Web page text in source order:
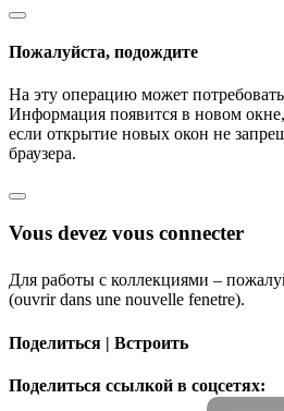
Пожалуйста, подождите
На эту операцию может
Информация появится в новом окне,
если открытие новых окон не
браузера.
Vous devez vous connecter
Для работы с коллекциями –
(ouvrir dans une nouvelle fenetre).
Поделиться | Встроить
Поделиться ссылкой в соцсетях: